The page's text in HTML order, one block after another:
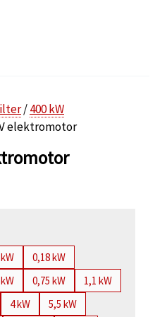
/400 kW
elektromotor
0,18 kW
0,75 kW
1,1 kW
4 kW
5,5 kW